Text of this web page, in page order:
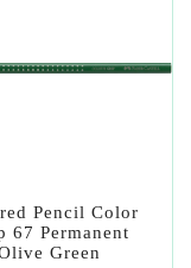
Pencil Color
67 Permanent
Green